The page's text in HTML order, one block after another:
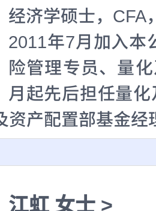
经济学硕士，CFA
2011年7月加入本
险管理专员、量
月起先后担任量
资产配置部基金
江虹 女士 >